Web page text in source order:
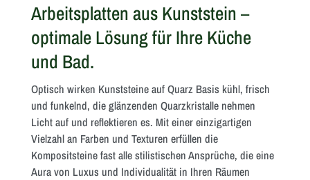
Arbeitsplatten aus Kunststein –
optimale Lösung für Ihre Küche
und Bad.
Optisch wirken Kunststeine auf Quarz Basis kühl, frisch
und funkelnd, die glänzenden Quarzkristalle nehmen
Licht auf und reflektieren es. Mit einer einzigartigen
Vielzahl an Farben und Texturen erfüllen die
Kompositsteine fast alle stilistischen Ansprüche, die eine
Aura von Luxus und Individualität in Ihren Räumen